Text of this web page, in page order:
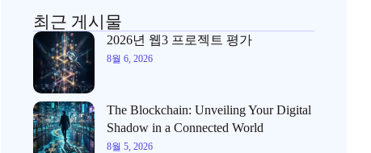
최근 게시물
2026년 웹3 프로젝트 평가
8월 6, 2026
The Blockchain: Unveiling Your Digital
Shadow in a Connected World
8월 5, 2026